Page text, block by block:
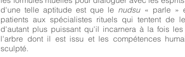
d'une telle aptitude est que le nudsu « parle »
patients aux spécialistes rituels qui tentent de
d'autant plus puissant qu'il incarnera à la fois
l'arbre dont il est issu et les compétences
sculpté.